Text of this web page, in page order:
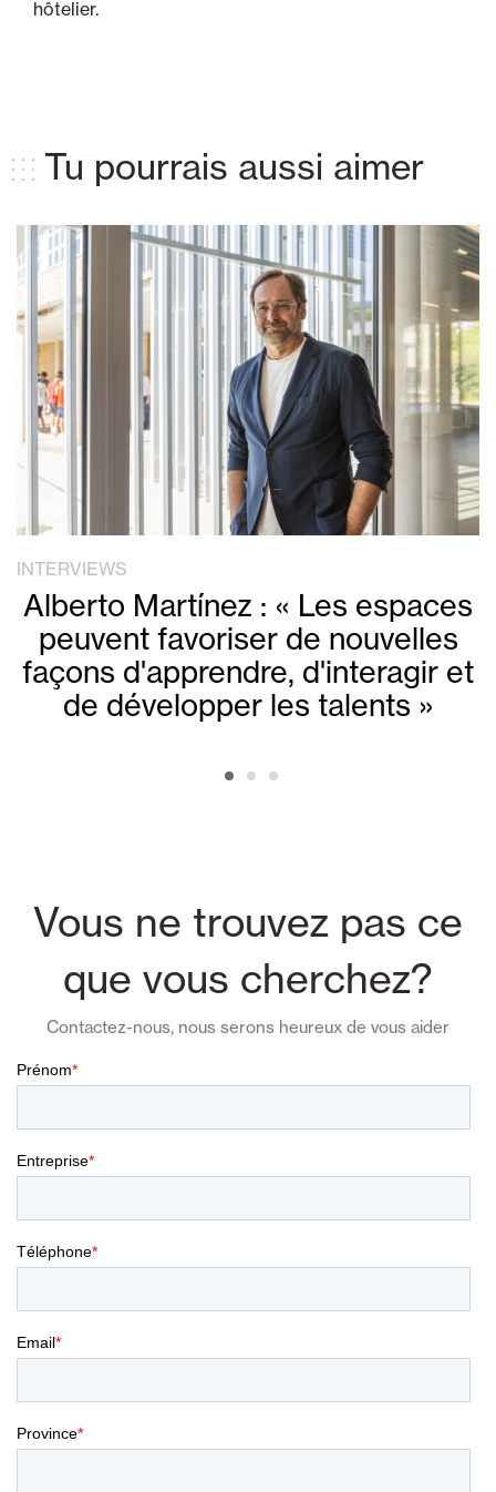
hôtelier.
Tu pourrais aussi aimer
INTERVIEWS
Alberto Martínez : « Les espaces
peuvent favoriser de nouvelles
façons d'apprendre, d'interagir et
de développer les talents »
Vous ne trouvez pas ce
que vous cherchez?
Contactez-nous, nous serons heureux de vous aider